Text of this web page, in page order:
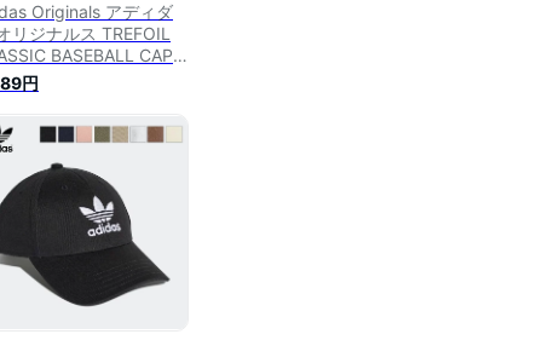
Originals アディダ
リジナルス TREFOIL
BASEBALL CAP
フォイル クラシック ベ
ボール キャップ
EC3603 IL4843
IX7571 HL9326
IS4624 IL4844 帽
ーキャップ スポーツ
ズ レディース 8カラー
正規 2024AW
円